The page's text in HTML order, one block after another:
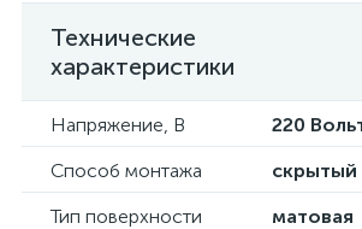
Технические
характеристики
Напряжение, В
220
Способ монтажа
Тип поверхности
матовая